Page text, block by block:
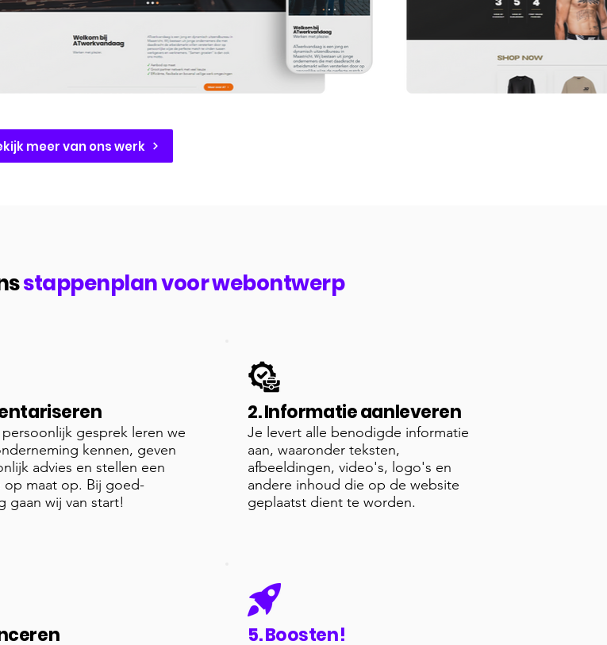
meer van ons werk
stappenplan voor webontwerp
gesprek leren we
kennen, geven
advies en stellen een
op maat op. Bij goed-
gaan wij van start!
2. Informatie aanleveren
Je levert alle benodigde informatie
aan, waaronder teksten,
afbeeldingen, video's, logo's en
andere inhoud die op de website
geplaatst dient te worden.
5. Boosten!